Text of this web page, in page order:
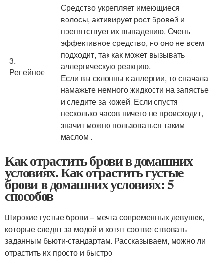
3.
Репейное
Средство укрепляет имеющиеся
волосы, активирует рост бровей и
препятствует их выпадению. Очень
эффективное средство, но оно не всем
подходит, так как может вызывать
аллергическую реакцию.
Если вы склонны к аллергии, то сначала
намажьте немного жидкости на запястье
и следите за кожей. Если спустя
несколько часов ничего не происходит,
значит можно пользоваться таким
маслом .
Как отрастить брови в домашних
условиях. Как отрастить густые
брови в домашних условиях: 5
способов
Широкие густые брови – мечта современных девушек,
которые следят за модой и хотят соответствовать
заданным бьюти-стандартам. Рассказываем, можно ли
отрастить их просто и быстро